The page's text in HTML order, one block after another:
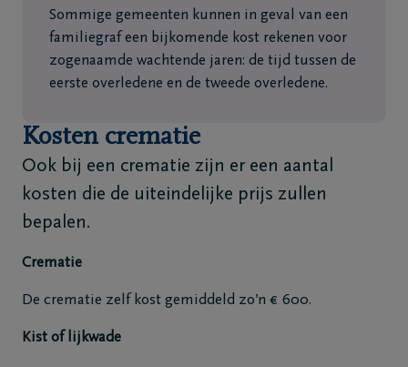
Sommige gemeenten kunnen in geval van een
familiegraf een bijkomende kost rekenen voor
zogenaamde wachtende jaren: de tijd tussen de
eerste overledene en de tweede overledene.
Kosten crematie
Ook bij een crematie zijn er een aantal
kosten die de uiteindelijke prijs zullen
bepalen.
Crematie
De crematie zelf kost gemiddeld zo’n € 600.
Kist of lijkwade